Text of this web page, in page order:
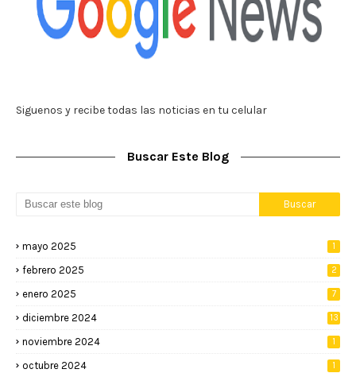
Siguenos y recibe todas las noticias en tu celular
Buscar Este Blog
mayo 2025 1
febrero 2025 2
enero 2025 7
diciembre 2024 13
noviembre 2024 1
octubre 2024 1